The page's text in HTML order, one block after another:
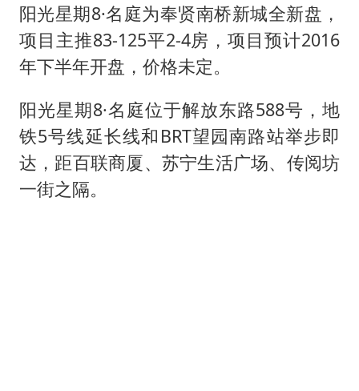
阳光星期8·名庭为奉贤南桥新城全新盘，
项目主推83-125平2-4房，项目预计2016
年下半年开盘，价格未定。
阳光星期8·名庭位于解放东路588号，地
铁5号线延长线和BRT望园南路站举步即
达，距百联商厦、苏宁生活广场、传阅坊
一街之隔。